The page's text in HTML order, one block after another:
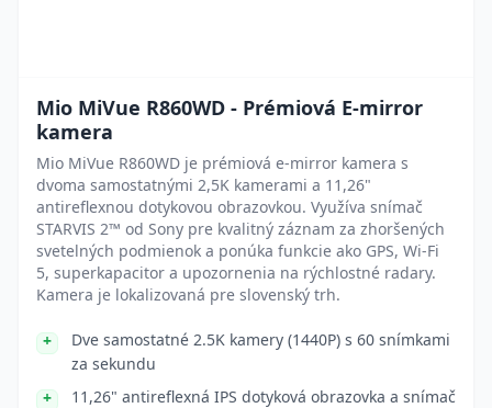
Mio MiVue R860WD - Prémiová E-mirror
kamera
Mio MiVue R860WD je prémiová e-mirror kamera s
dvoma samostatnými 2,5K kamerami a 11,26"
antireflexnou dotykovou obrazovkou. Využíva snímač
STARVIS 2™ od Sony pre kvalitný záznam za zhoršených
svetelných podmienok a ponúka funkcie ako GPS, Wi-Fi
5, superkapacitor a upozornenia na rýchlostné radary.
Kamera je lokalizovaná pre slovenský trh.
Dve samostatné 2.5K kamery (1440P) s 60 snímkami
za sekundu
11,26" antireflexná IPS dotyková obrazovka a snímač